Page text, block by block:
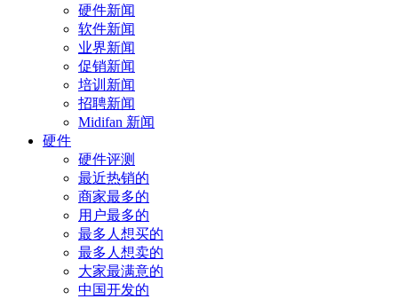
硬件新闻
软件新闻
业界新闻
促销新闻
培训新闻
招聘新闻
Midifan 新闻
硬件
硬件评测
最近热销的
商家最多的
用户最多的
最多人想买的
最多人想卖的
大家最满意的
中国开发的